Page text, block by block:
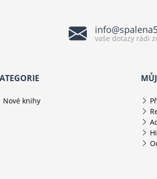
vaše dotazy rádi
Nové knihy